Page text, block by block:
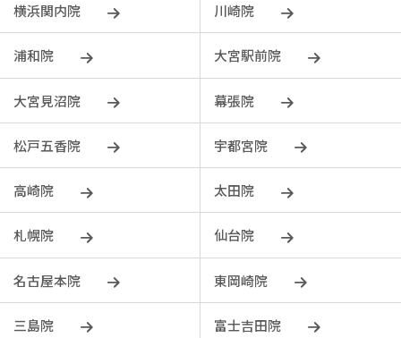
横浜関内院 川崎院
浦和院 大宮駅前院
大宮見沼院 幕張院
松戸五香院 宇都宮院
⾼崎院 太田院
札幌院 仙台院
名古屋本院 東岡崎院
三島院 富士吉田院